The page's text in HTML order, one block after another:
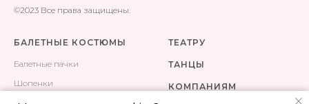
©2023 Все права защищены.
БАЛЕТНЫЕ КОСТЮМЫ
Балетные пачки
Шопенки
ТЕАТРУ
ТАНЦЫ
КОМПАНИЯМ